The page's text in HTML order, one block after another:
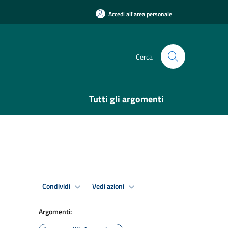
Accedi all'area personale
Cerca
Tutti gli argomenti
Condividi Vedi azioni
Argomenti: